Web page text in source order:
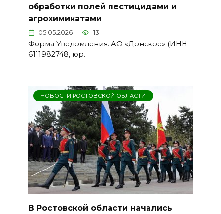
обработки полей пестицидами и
агрохимикатами
05.05.2026 13
Форма Уведомления: АО «Донское» (ИНН
6111982748, юр.
НОВОСТИ РОСТОВСКОЙ ОБЛАСТИ
В Ростовской области начались